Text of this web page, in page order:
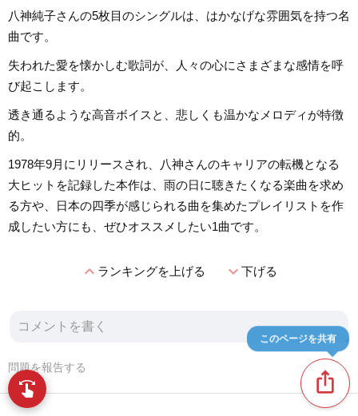
八神純子さんの5枚目のシングルは、はかなげな雰囲気を持つ名
曲です。
失われた愛を懐かしむ歌詞が、人々の心にさまざまな感情を呼
び起こします。
透き通るような高音ボイスと、悲しくも温かなメロディが特徴
的。
1978年9月にリリースされ、八神さんのキャリアの転機となる
大ヒットを記録した本作は、雨の日に聴きたくなる楽曲を求め
る方や、日本の四季が感じられる曲を集めたプレイリストを作
成したい方にも、ぜひオススメしたい1曲です。
expand_lessランキングを上げる expand_more下げる
問題を報告する
ios_share
このページを共有
swipe 指先で音楽をブラウズ